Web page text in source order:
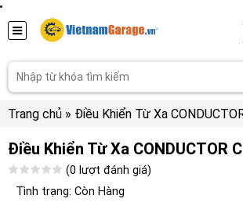
Trang chủ » Điều Khiển Từ Xa
Điều Khiển Từ Xa CONDUCTOR
(0 lượt đánh giá)
Tình trạng: Còn Hàng